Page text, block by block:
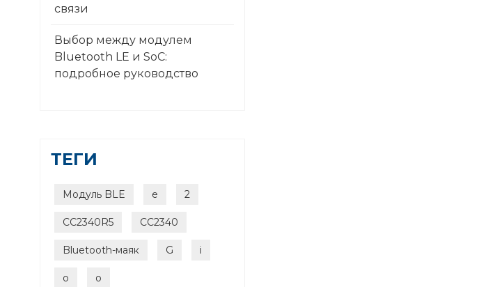
связи
Выбор между модулем
Bluetooth LE и SoC:
подробное руководство
ТЕГИ
Модуль BLE e 2
CC2340R5 CC2340
Bluetooth-маяк G i
o o